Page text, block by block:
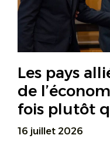
Les pays
de
fois plutôt
16 juillet 2026